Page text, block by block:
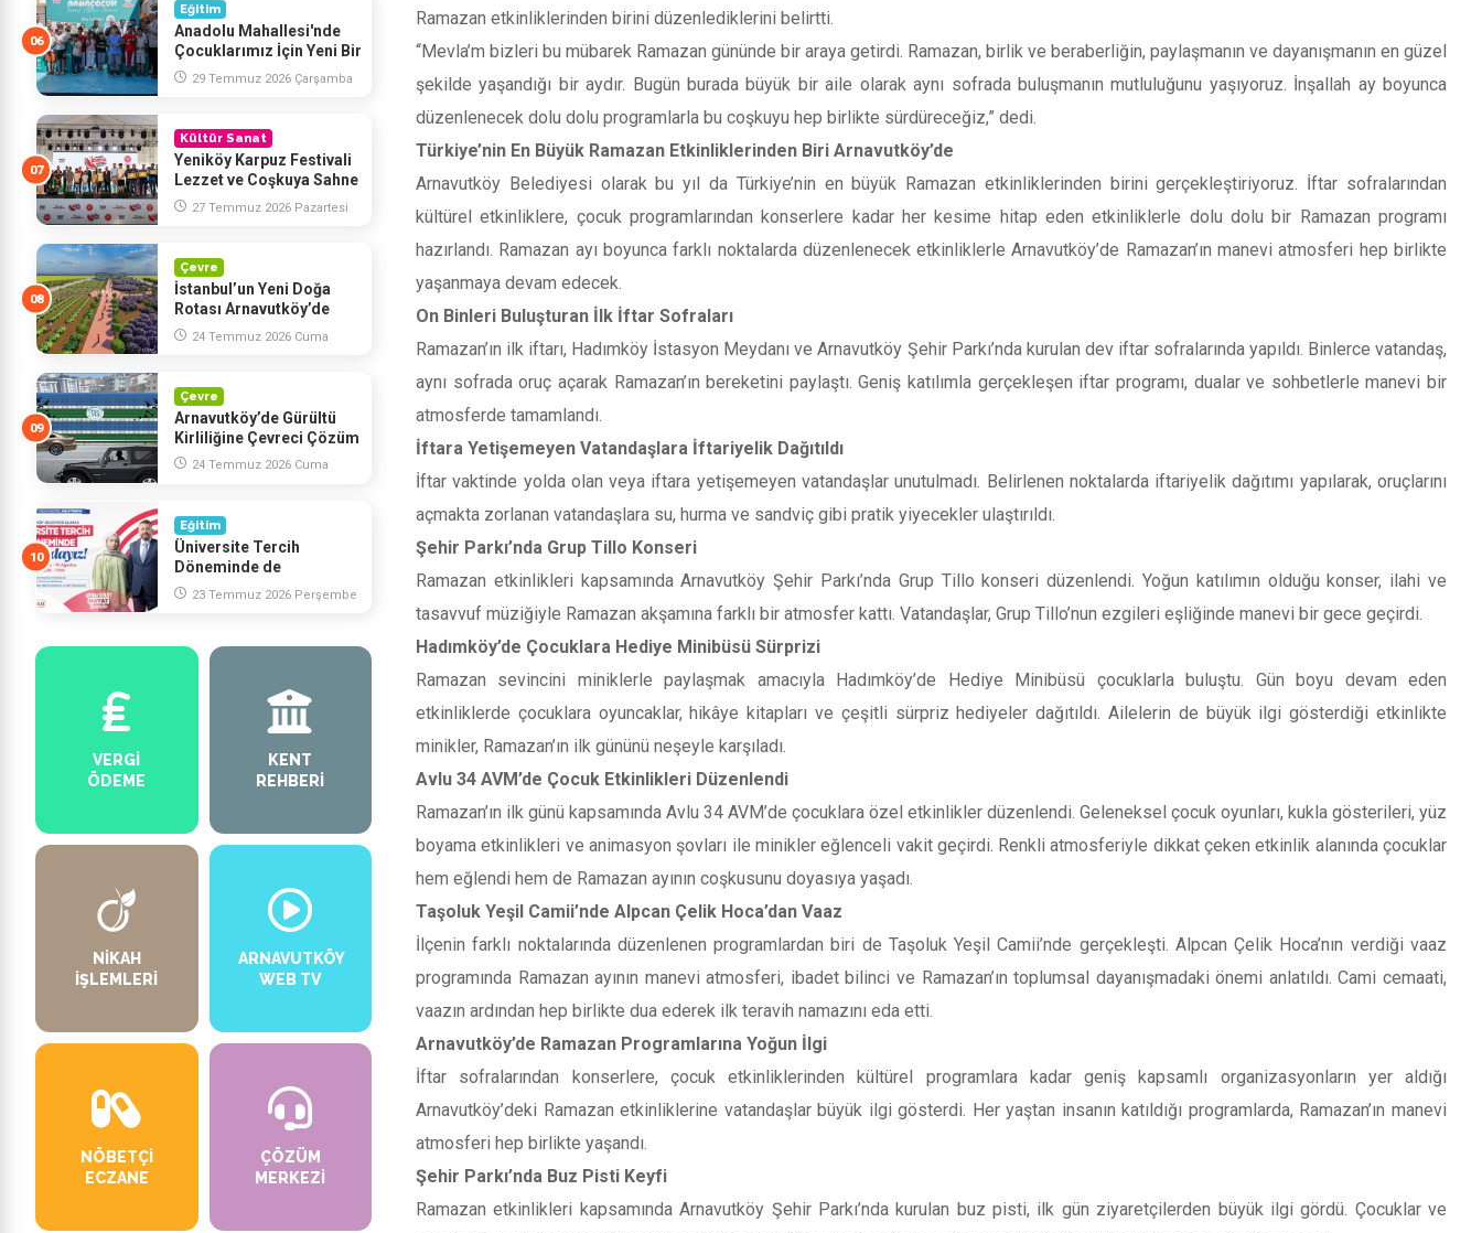
Ramazan etkinliklerinden birini düzenlediklerini belirtti.
“Mevla’m bizleri bu mübarek Ramazan gününde bir araya getirdi. Ramazan, birlik ve beraberliğin, paylaşmanın ve dayanışmanın en güzel
şekilde yaşandığı bir aydır. Bugün burada büyük bir aile olarak aynı sofrada buluşmanın mutluluğunu yaşıyoruz. İnşallah ay boyunca
düzenlenecek dolu dolu programlarla bu coşkuyu hep birlikte sürdüreceğiz,” dedi.
Türkiye’nin En Büyük Ramazan Etkinliklerinden Biri Arnavutköy’de
Arnavutköy Belediyesi olarak bu yıl da Türkiye’nin en büyük Ramazan etkinliklerinden birini gerçekleştiriyoruz. İftar sofralarından
kültürel etkinliklere, çocuk programlarından konserlere kadar her kesime hitap eden etkinliklerle dolu dolu bir Ramazan programı
hazırlandı. Ramazan ayı boyunca farklı noktalarda düzenlenecek etkinliklerle Arnavutköy’de Ramazan’ın manevi atmosferi hep birlikte
yaşanmaya devam edecek.
On Binleri Buluşturan İlk İftar Sofraları
Ramazan’ın ilk iftarı, Hadımköy İstasyon Meydanı ve Arnavutköy Şehir Parkı’nda kurulan dev iftar sofralarında yapıldı. Binlerce vatandaş,
aynı sofrada oruç açarak Ramazan’ın bereketini paylaştı. Geniş katılımla gerçekleşen iftar programı, dualar ve sohbetlerle manevi bir
atmosferde tamamlandı.
İftara Yetişemeyen Vatandaşlara İftariyelik Dağıtıldı
İftar vaktinde yolda olan veya iftara yetişemeyen vatandaşlar unutulmadı. Belirlenen noktalarda iftariyelik dağıtımı yapılarak, oruçlarını
açmakta zorlanan vatandaşlara su, hurma ve sandviç gibi pratik yiyecekler ulaştırıldı.
Şehir Parkı’nda Grup Tillo Konseri
Ramazan etkinlikleri kapsamında Arnavutköy Şehir Parkı’nda Grup Tillo konseri düzenlendi. Yoğun katılımın olduğu konser, ilahi ve
tasavvuf müziğiyle Ramazan akşamına farklı bir atmosfer kattı. Vatandaşlar, Grup Tillo’nun ezgileri eşliğinde manevi bir gece geçirdi.
Hadımköy’de Çocuklara Hediye Minibüsü Sürprizi
Ramazan sevincini miniklerle paylaşmak amacıyla Hadımköy’de Hediye Minibüsü çocuklarla buluştu. Gün boyu devam eden
etkinliklerde çocuklara oyuncaklar, hikâye kitapları ve çeşitli sürpriz hediyeler dağıtıldı. Ailelerin de büyük ilgi gösterdiği etkinlikte
minikler, Ramazan’ın ilk gününü neşeyle karşıladı.
Avlu 34 AVM’de Çocuk Etkinlikleri Düzenlendi
Ramazan’ın ilk günü kapsamında Avlu 34 AVM’de çocuklara özel etkinlikler düzenlendi. Geleneksel çocuk oyunları, kukla gösterileri, yüz
boyama etkinlikleri ve animasyon şovları ile minikler eğlenceli vakit geçirdi. Renkli atmosferiyle dikkat çeken etkinlik alanında çocuklar
hem eğlendi hem de Ramazan ayının coşkusunu doyasıya yaşadı.
Taşoluk Yeşil Camii’nde Alpcan Çelik Hoca’dan Vaaz
İlçenin farklı noktalarında düzenlenen programlardan biri de Taşoluk Yeşil Camii’nde gerçekleşti. Alpcan Çelik Hoca’nın verdiği vaaz
programında Ramazan ayının manevi atmosferi, ibadet bilinci ve Ramazan’ın toplumsal dayanışmadaki önemi anlatıldı. Cami cemaati,
vaazın ardından hep birlikte dua ederek ilk teravih namazını eda etti.
Arnavutköy’de Ramazan Programlarına Yoğun İlgi
İftar sofralarından konserlere, çocuk etkinliklerinden kültürel programlara kadar geniş kapsamlı organizasyonların yer aldığı
Arnavutköy’deki Ramazan etkinliklerine vatandaşlar büyük ilgi gösterdi. Her yaştan insanın katıldığı programlarda, Ramazan’ın manevi
atmosferi hep birlikte yaşandı.
Şehir Parkı’nda Buz Pisti Keyfi
Ramazan etkinlikleri kapsamında Arnavutköy Şehir Parkı’nda kurulan buz pisti, ilk gün ziyaretçilerden büyük ilgi gördü. Çocuklar ve
Eğitim
Anadolu Mahallesi'nde
Çocuklarımız İçin Yeni Bir
Eğitim Yatırımının
29 Temmuz 2026 Çarşamba
Kültür Sanat
Yeniköy Karpuz Festivali
Lezzet ve Coşkuya Sahne
Oldu27 Temmuz 2026 Pazartesi
Çevre
İstanbul’un Yeni Doğa
Rotası Arnavutköy’de
Yükseliyor
24 Temmuz 2026 Cuma
Çevre
Arnavutköy’de Gürültü
Kirliliğine Çevreci Çözüm
24 Temmuz 2026 Cuma
Eğitim
Üniversite Tercih
Döneminde de
Gençlerimizin Yanındayız
23 Temmuz 2026 Perşembe
VERGI
ÖDEME
KENT
REHBERI
NIKAH
İŞLEMLERI
ARNAVUTKÖY
WEB TV
NÖBETÇI
ECZANE
ÇÖZÜM
MERKEZI